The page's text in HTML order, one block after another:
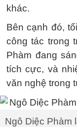
khác.
Bên cạnh đó,
công tác trong
Phàm đang
tích cực, và
văn nghệ trong
Ngô Diệc Phàm